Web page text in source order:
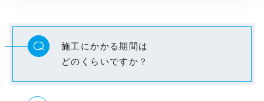
プライバシーポリシー
Q
施工にかかる期間は
どのくらいですか？